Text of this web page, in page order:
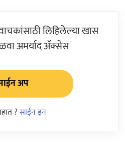
लिहिलेल्या खास
अमर्याद ॲक्सेस
अप
?साईन इन